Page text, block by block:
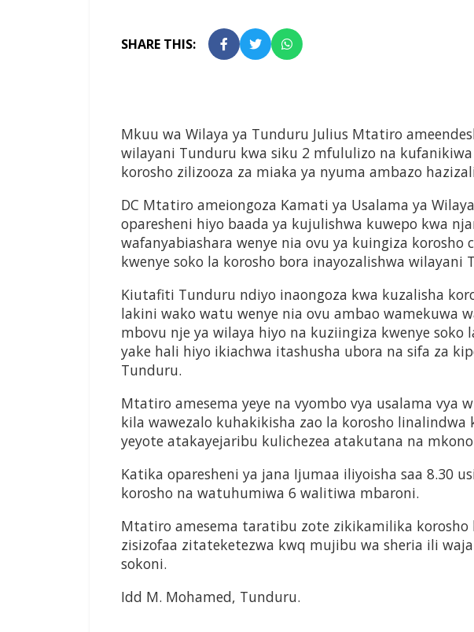
SHARE THIS:
Mkuu wa Wilaya ya Tunduru Julius Mtatiro
wilayani Tunduru kwa siku 2 mfululizo na
korosho zilizooza za miaka ya nyuma ambazo
DC Mtatiro ameiongoza Kamati ya Usalama ya
oparesheni hiyo baada ya kujulishwa kuwepo kwa
wafanyabiashara wenye nia ovu ya kuingiza korosho
kwenye soko la korosho bora inayozalishwa wilayani
Kiutafiti Tunduru ndiyo inaongoza kwa kuzalisha
lakini wako watu wenye nia ovu ambao wamekuwa
mbovu nje ya wilaya hiyo na kuziingiza kwenye soko
yake hali hiyo ikiachwa itashusha ubora na sifa za
Tunduru.
Mtatiro amesema yeye na vyombo vya usalama vya
kila wawezalo kuhakikisha zao la korosho linalindwa
yeyote atakayejaribu kulichezea atakutana na
Katika oparesheni ya jana Ijumaa iliyoisha saa 8.30
korosho na watuhumiwa 6 walitiwa mbaroni.
Mtatiro amesema taratibu zote zikikamilika korosho
zisizofaa zitateketezwa kwq mujibu wa sheria ili
sokoni.
Idd M. Mohamed, Tunduru.